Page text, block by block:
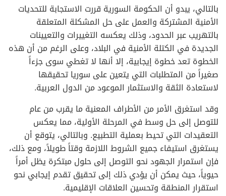
بالتالي، يبدو أن الحكومة السورية قررت الاستجابة للتحديات
الأمنية المشتركة والعمل على حل المشكلة المتعلقة
بالتهريب عبر الحدود، وذلك يعكسه التغييرات والتعيينات
الجديدة في الكتلة الأمنية في البلاد، وعلى الرغم من أن هذه
الخطوة تعد خطوة إيجابية، إلا أنها لا تغطي سوى جزءاً
صغيراً من المتطلبات التي يتعين على سوريا تحقيقها
لاستعادة الثقة والاستثمار الموعود من الدول العربية.
وقد استغرق الأمر من الأطراف المعنية ما يقرب من عام
للتوصل إلى حل وسط في المرحلة الأولية، مما يعكس
التعقيدات التي تحيط بعملية التطبيع. وبالتالي، يتوقع أن
يستغرق استيفاء جميع الشروط اللازمة وقتاً طويلاً، ومع ذلك،
فإن استمرار الجهود نحو التوصل إلى حلول مبتكرة يظل أمراً
حيوياً، حيث يمكن أن يؤدي ذلك إلى تحقيق تقدم إيجابي نحو
استقرار المنطقة وتحسين العلاقات الإقليمية.